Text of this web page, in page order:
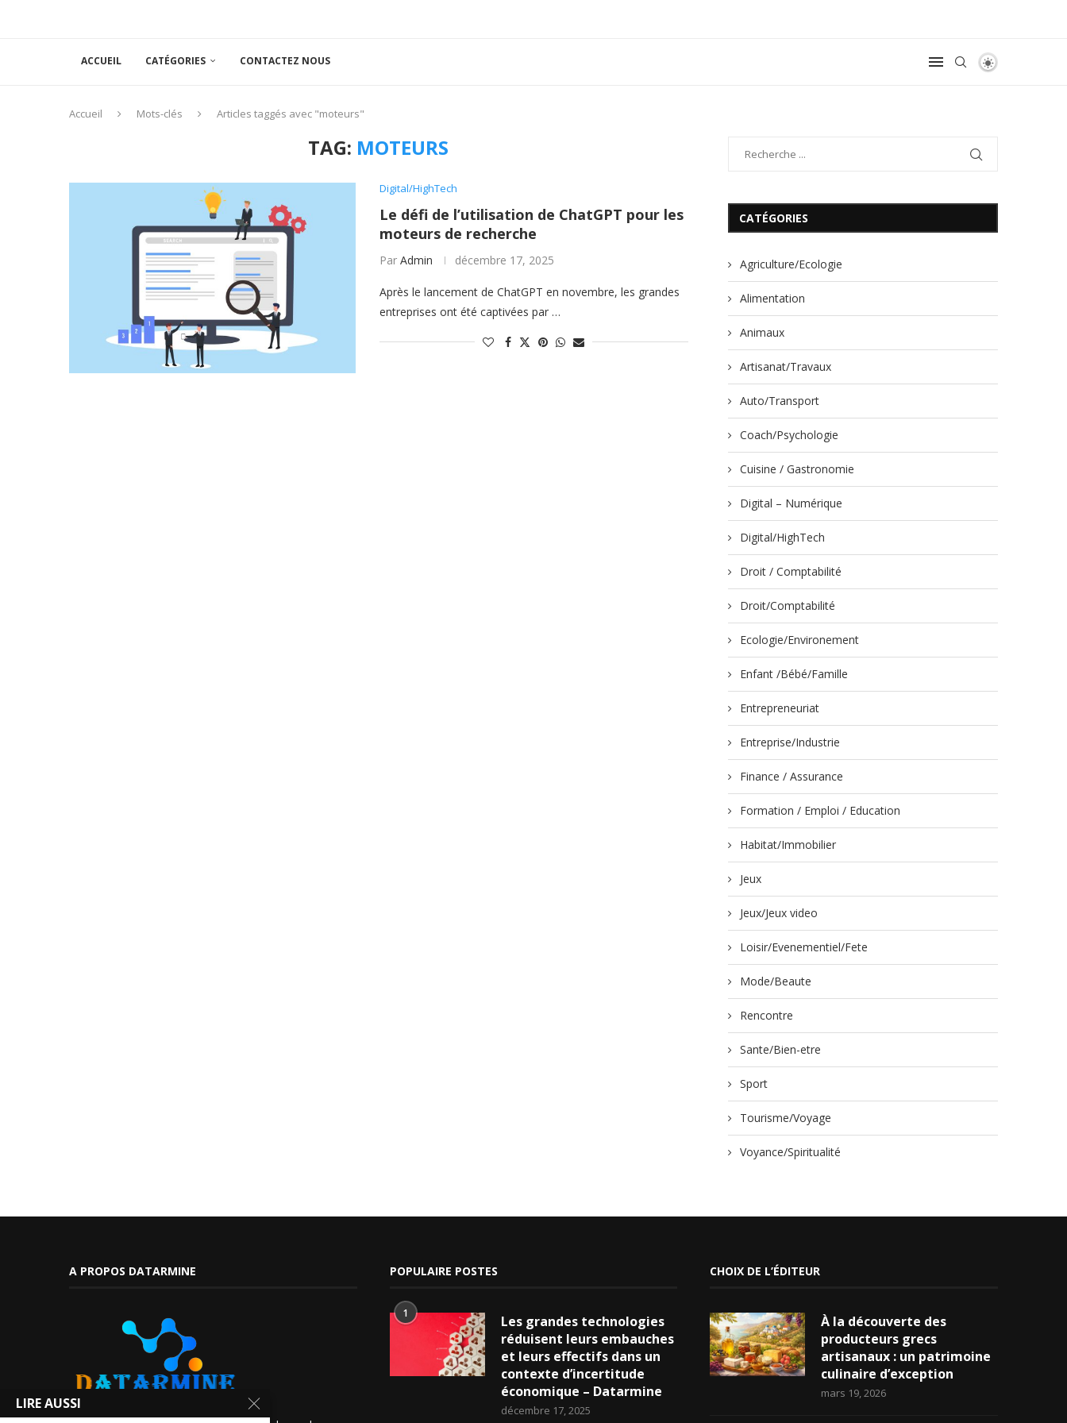
ACCUEIL CATÉGORIES CONTACTEZ NOUS
Accueil Mots-clés Articles taggés avec "moteurs"
TAG: MOTEURS
Digital/HighTech
Le défi de l’utilisation de ChatGPT pour les
moteurs de recherche
Par Admin décembre 17, 2025
Après le lancement de ChatGPT en novembre, les grandes
entreprises ont été captivées par …
CATÉGORIES
Agriculture/Ecologie
Alimentation
Animaux
Artisanat/Travaux
Auto/Transport
Coach/Psychologie
Cuisine / Gastronomie
Digital – Numérique
Digital/HighTech
Droit / Comptabilité
Droit/Comptabilité
Ecologie/Environement
Enfant /Bébé/Famille
Entrepreneuriat
Entreprise/Industrie
Finance / Assurance
Formation / Emploi / Education
Habitat/Immobilier
Jeux
Jeux/Jeux video
Loisir/Evenementiel/Fete
Mode/Beaute
Rencontre
Sante/Bien-etre
Sport
Tourisme/Voyage
Voyance/Spiritualité
A PROPOS DATARMINE POPULAIRE POSTES
1
Les grandes technologies
réduisent leurs embauches
et leurs effectifs dans un
contexte d’incertitude
économique – Datarmine
décembre 17, 2025
CHOIX DE L’ÉDITEUR
À la découverte des
producteurs grecs
artisanaux : un patrimoine
culinaire d’exception
mars 19, 2026
LIRE AUSSI